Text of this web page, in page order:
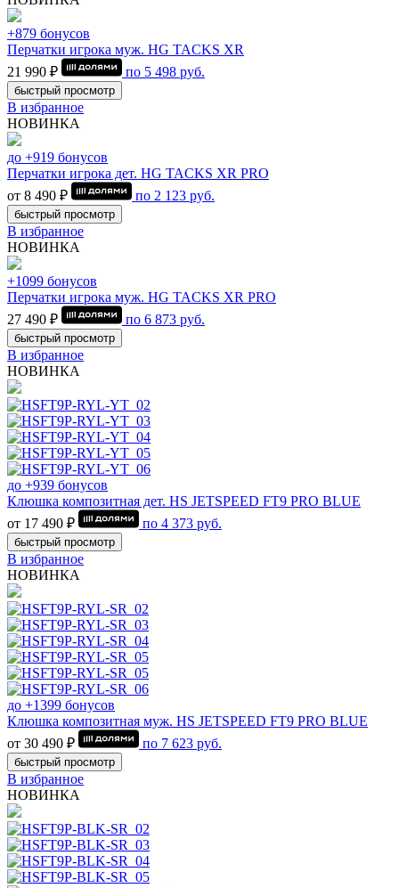
+879 бонусов
Перчатки игрока муж. HG TACKS XR
21 990 ₽
по 5 498 руб.
быстрый просмотр
В избранное
НОВИНКА
до +919 бонусов
Перчатки игрока дет. HG TACKS XR PRO
от 8 490 ₽
по 2 123 руб.
быстрый просмотр
В избранное
НОВИНКА
+1099 бонусов
Перчатки игрока муж. HG TACKS XR PRO
27 490 ₽
по 6 873 руб.
быстрый просмотр
В избранное
НОВИНКА
до +939 бонусов
Клюшка композитная дет. HS JETSPEED FT9 PRO BLUE
от 17 490 ₽
по 4 373 руб.
быстрый просмотр
В избранное
НОВИНКА
до +1399 бонусов
Клюшка композитная муж. HS JETSPEED FT9 PRO BLUE
от 30 490 ₽
по 7 623 руб.
быстрый просмотр
В избранное
НОВИНКА